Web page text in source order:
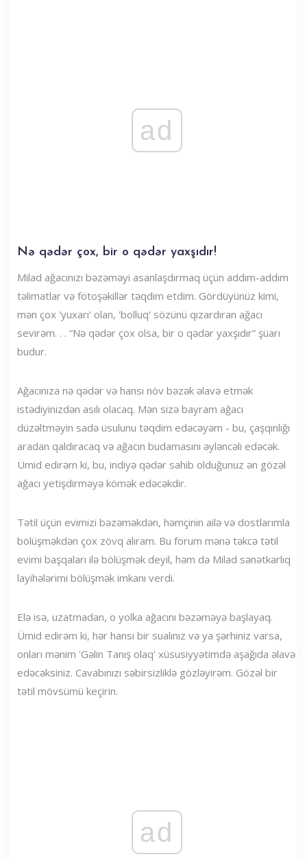
ad
Nə qədər çox, bir o qədər yaxşıdır!
Milad ağacınızı bəzəməyi asanlaşdırmaq üçün addım-addım
təlimatlar və fotoşəkillər təqdim etdim. Gördüyünüz kimi,
mən çox 'yuxarı' olan, 'bolluq' sözünü qızardıran ağacı
sevirəm. . . “Nə qədər çox olsa, bir o qədər yaxşıdır” şüarı
budur.
Ağacınıza nə qədər və hansı növ bəzək əlavə etmək
istədiyinizdən asılı olacaq. Mən sizə bayram ağacı
düzəltməyin sadə üsulunu təqdim edəcəyəm - bu, çaşqınlığı
aradan qaldıracaq və ağacın budamasını əyləncəli edəcək.
Ümid edirəm ki, bu, indiyə qədər sahib olduğunuz ən gözəl
ağacı yetişdirməyə kömək edəcəkdir.
Tətil üçün evimizi bəzəməkdən, həmçinin ailə və dostlarımla
bölüşməkdən çox zövq alıram. Bu forum mənə təkcə tətil
evimi başqaları ilə bölüşmək deyil, həm də Milad sənətkarlıq
layihələrimi bölüşmək imkanı verdi.
Elə isə, uzatmadan, o yolka ağacını bəzəməyə başlayaq.
Ümid edirəm ki, hər hansı bir sualınız və ya şərhiniz varsa,
onları mənim 'Gəlin Tanış olaq' xüsusiyyətimdə aşağıda əlavə
edəcəksiniz. Cavabınızı səbirsizliklə gözləyirəm. Gözəl bir
tətil mövsümü keçirin.
ad